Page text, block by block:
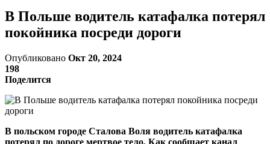
В Польше водитель катафалка потерял
покойника посреди дороги
Опубликовано Окт 20, 2024
198
Поделится
В польском городе Сталова Воля водитель катафалка
потерял по дороге мертвое тело. Как сообщает канал